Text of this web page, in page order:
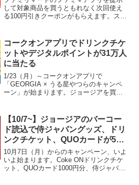
して対象商品を買うともれなく次回使え
る100円引きクーポンがもらえます。スイ
た。アキュビューの100円ギフトを使った
ので支払いは5...
コークオンアプリでドリンクチケ
ットやデジタルポイントが31万人
に当たる
1/23（月）～コークオンアプリで
「GEORGIA × うる星やつらのキャンペ
ーン」が始まります。ジョージアを買っ
ります。1/23～3/19参加するには、対象
のジョー...
【10/7~】ジョージアのバーコー
ド読込で侍ジャパングッズ、ドリ
ンクチケット、QUOカードが520
万人に当たる
10月7日（月）からのキャンペーン、いよ
いよ始まります。Coke ONドリンクチケ
ット、QUOカード1000円分、侍ジャパン